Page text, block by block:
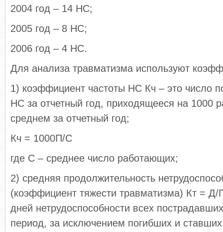
2004 год – 14 НС;
2005 год – 8 НС;
2006 год – 4 НС.
Для анализа травматизма используют
1) коэффициент частоты НС Кч – это число
НС за отчетный год, приходящееся на 1000
среднем за отчетный год;
Кч = 1000П/С
где С – среднее число работающих;
2) средняя продолжительность
(коэффициент тяжести травматизма) Кт =
дней нетрудоспособности всех
период, за исключением погибших и